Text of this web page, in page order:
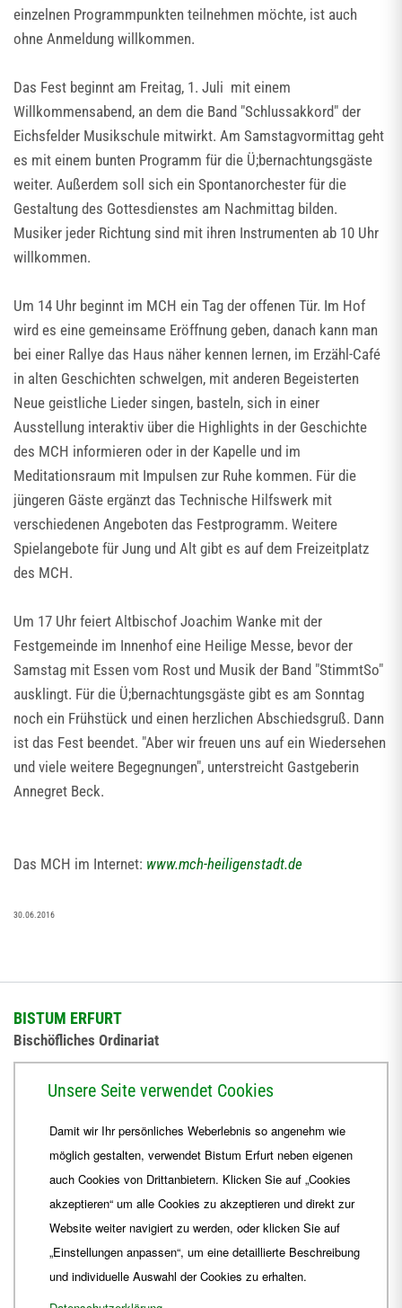
einzelnen Programmpunkten teilnehmen möchte, ist auch
ohne Anmeldung willkommen.
Das Fest beginnt am Freitag, 1. Juli mit einem
Willkommensabend, an dem die Band "Schlussakkord" der
Eichsfelder Musikschule mitwirkt. Am Samstagvormittag geht
es mit einem bunten Programm für die Ü;bernachtungsgäste
weiter. Außerdem soll sich ein Spontanorchester für die
Gestaltung des Gottesdienstes am Nachmittag bilden.
Musiker jeder Richtung sind mit ihren Instrumenten ab 10 Uhr
willkommen.
Um 14 Uhr beginnt im MCH ein Tag der offenen Tür. Im Hof
wird es eine gemeinsame Eröffnung geben, danach kann man
bei einer Rallye das Haus näher kennen lernen, im Erzähl-Café
in alten Geschichten schwelgen, mit anderen Begeisterten
Neue geistliche Lieder singen, basteln, sich in einer
Ausstellung interaktiv über die Highlights in der Geschichte
des MCH informieren oder in der Kapelle und im
Meditationsraum mit Impulsen zur Ruhe kommen. Für die
jüngeren Gäste ergänzt das Technische Hilfswerk mit
verschiedenen Angeboten das Festprogramm. Weitere
Spielangebote für Jung und Alt gibt es auf dem Freizeitplatz
des MCH.
Um 17 Uhr feiert Altbischof Joachim Wanke mit der
Festgemeinde im Innenhof eine Heilige Messe, bevor der
Samstag mit Essen vom Rost und Musik der Band "StimmtSo"
ausklingt. Für die Ü;bernachtungsgäste gibt es am Sonntag
noch ein Frühstück und einen herzlichen Abschiedsgruß. Dann
ist das Fest beendet. "Aber wir freuen uns auf ein Wiedersehen
und viele weitere Begegnungen", unterstreicht Gastgeberin
Annegret Beck.
Das MCH im Internet: www.mch-heiligenstadt.de
30.06.2016
BISTUM ERFURT
Bischöfliches Ordinariat
+49 361 6572-444
ordinariat Bistum-Erfurt.de
Unsere Seite verwendet Cookies
Damit wir Ihr persönliches Weberlebnis so angenehm wie
möglich gestalten, verwendet Bistum Erfurt neben eigenen
auch Cookies von Drittanbietern. Klicken Sie auf „Cookies
akzeptieren“ um alle Cookies zu akzeptieren und direkt zur
Website weiter navigiert zu werden, oder klicken Sie auf
„Einstellungen anpassen“, um eine detaillierte Beschreibung
und individuelle Auswahl der Cookies zu erhalten.